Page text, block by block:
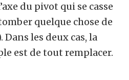
du pivot qui se casse
quelque chose de
les deux cas, la
est de tout remplacer.